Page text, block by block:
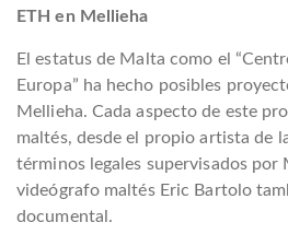
ETH en Mellieha
El estatus de Malta como el
Europa” ha hecho posibles
Mellieha. Cada aspecto de este
maltés, desde el propio artista de
términos legales supervisados ​​por
videógrafo maltés Eric Bartolo
documental.